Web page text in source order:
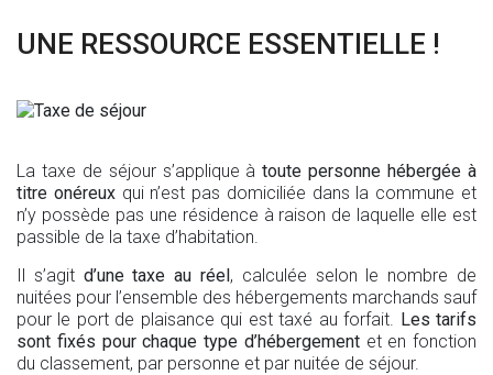
UNE RESSOURCE ESSENTIELLE !
La taxe de séjour s’applique à toute personne hébergée à
titre onéreuxqui n’est pas domiciliée dans la commune et
n’y possède pas une résidence à raison de laquelle elle est
passible de la taxe d’habitation.
Il s’agit d’une taxe au réel, calculée selon le nombre de
nuitées pour l’ensemble des hébergements marchands sauf
pour le port de plaisance qui est taxé au forfait. Les tarifs
sont fixés pour chaque type d’hébergementet en fonction
du classement, par personne et par nuitée de séjour.